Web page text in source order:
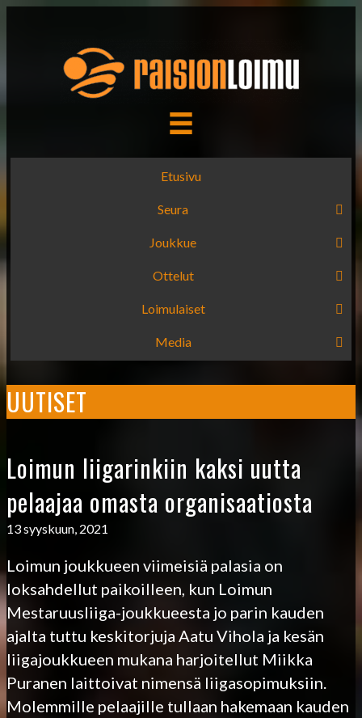
Etusivu
Seura
Joukkue
Ottelut
Loimulaiset
Media
UUTISET
Loimun liigarinkiin kaksi uutta
pelaajaa omasta organisaatiosta
13 syyskuun, 2021
Loimun joukkueen viimeisiä palasia on
loksahdellut paikoilleen, kun Loimun
Mestaruusliiga-joukkueesta jo parin kauden
ajalta tuttu keskitorjuja Aatu Vihola ja kesän
liigajoukkueen mukana harjoitellut Miikka
Puranen laittoivat nimensä liigasopimuksiin.
Molemmille pelaajille tullaan hakemaan kauden